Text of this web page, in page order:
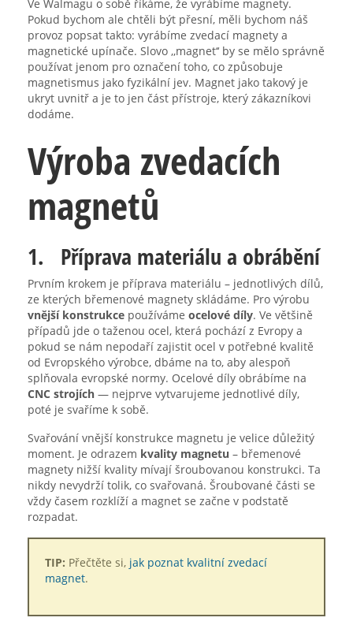
Ve Walmagu o sobě říkáme, že vyrábíme magnety.
Pokud bychom ale chtěli být přesní, měli bychom náš
provoz popsat takto: vyrábíme zvedací magnety a
magnetické upínače. Slovo ‚‚magnet‘‘ by se mělo správně
používat jenom pro označení toho, co způsobuje
magnetismus jako fyzikální jev. Magnet jako takový je
ukryt uvnitř a je to jen část přístroje, který zákazníkovi
dodáme.
Výroba zvedacích
magnetů
1. Příprava materiálu a obrábění
Prvním krokem je příprava materiálu – jednotlivých dílů,
ze kterých břemenové magnety skládáme. Pro výrobu
vnější konstrukce používáme ocelové díly. Ve většině
případů jde o taženou ocel, která pochází z Evropy a
pokud se nám nepodaří zajistit ocel v potřebné kvalitě
od Evropského výrobce, dbáme na to, aby alespoň
splňovala evropské normy. Ocelové díly obrábíme na
CNC strojích — nejprve vytvarujeme jednotlivé díly,
poté je svaříme k sobě.
Svařování vnější konstrukce magnetu je velice důležitý
moment. Je odrazem kvality magnetu – břemenové
magnety nižší kvality mívají šroubovanou konstrukci. Ta
nikdy nevydrží tolik, co svařovaná. Šroubované části se
vždy časem rozklíží a magnet se začne v podstatě
rozpadat.
TIP: Přečtěte si, jak poznat kvalitní zvedací
magnet.